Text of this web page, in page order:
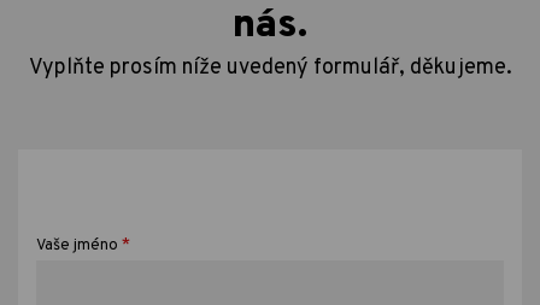
nás.
Vyplňte prosím níže uvedený formulář, děkujeme.
Vaše jméno *